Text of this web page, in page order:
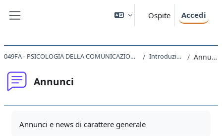
Ospite Accedi
049FA - PSICOLOGIA DELLA COMUNICAZIONE 2020 Introduzione Annunci
Annunci
Annunci e news di carattere generale